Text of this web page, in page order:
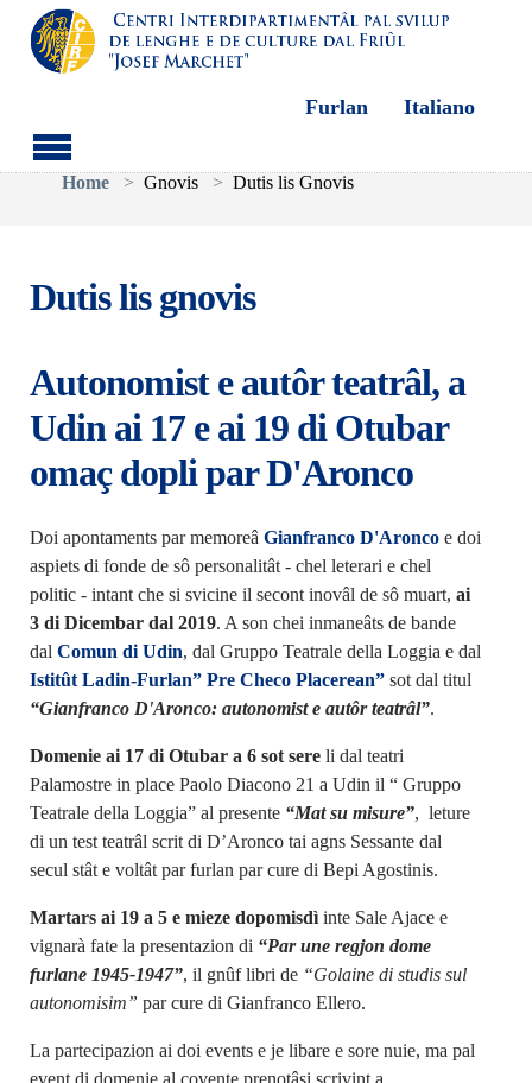
Aller au contenu principal
Furlan Italiano
Vous êtes ici:
Home
Gnovis Dutis lis Gnovis
Dutis lis gnovis
Autonomist e autôr teatrâl, a
Udin ai 17 e ai 19 di Otubar
omaç dopli par D'Aronco
Doi apontaments par memoreâ Gianfranco D'Aroncoe doi
aspiets di fonde de sô personalitât - chel leterari e chel
politic - intant che si svicine il secont inovâl de sô muart, ai
3 di Dicembar dal 2019. A son chei inmaneâts de bande
dal Comun di Udin, dal Gruppo Teatrale della Loggia e dal
Istitût Ladin-Furlan” Pre Checo Placerean”sot dal titul
“Gianfranco D'Aronco: autonomist e autôr teatrâl”.
Domenie ai 17 di Otubar a 6 sot sereli dal teatri
Palamostre in place Paolo Diacono 21 a Udin il “ Gruppo
Teatrale della Loggia” al presente “Mat su misure”, leture
di un test teatrâl scrit di D’Aronco tai agns Sessante dal
secul stât e voltât par furlan par cure di Bepi Agostinis.
Martars ai 19 a 5 e mieze dopomisdìinte Sale Ajace e
vignarà fate la presentazion di “Par une regjon dome
furlane 1945-1947”, il gnûf libri de “Golaine di studis sul
autonomisim” par cure di Gianfranco Ellero.
La partecipazion ai doi events e je libare e sore nuie, ma pal